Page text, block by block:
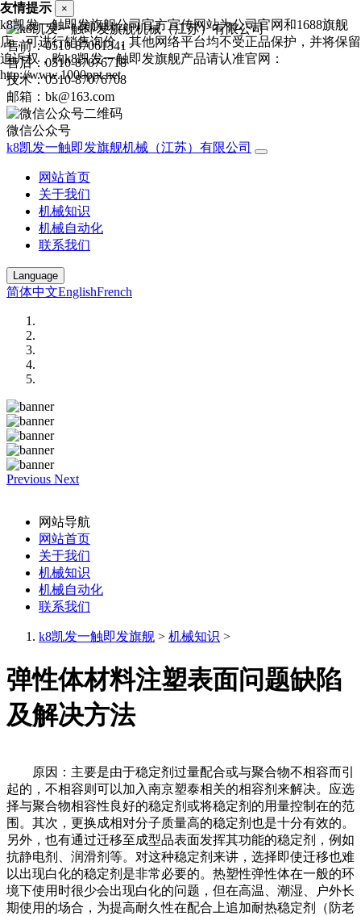
售前：0510-87061341
售后：0510-87076718
技术：0510-87076708
邮箱：bk@163.com
微信公众号
k8凯发一触即发旗舰机械（江苏）有限公司
网站首页
关于我们
机械知识
机械自动化
联系我们
Language
简体中文EnglishFrench
Previous Next
网站导航
网站首页
关于我们
机械知识
机械自动化
联系我们
k8凯发一触即发旗舰 > 机械知识 >
弹性体材料注塑表面问题缺陷
及解决方法
原因：主要是由于稳定剂过量配合或与聚合物不相容而引
起的，不相容则可以加入南京塑泰相关的相容剂来解决。应选
择与聚合物相容性良好的稳定剂或将稳定剂的用量控制在的范
围。其次，更换成相对分子质量高的稳定剂也是十分有效的。
另外，也有通过迁移至成型品表面发挥其功能的稳定剂，例如
抗静电剂、润滑剂等。对这种稳定剂来讲，选择即使迁移也难
以出现白化的稳定剂是非常必要的。热塑性弹性体在一般的环
境下使用时很少会出现白化的问题，但在高温、潮湿、户外长
期使用的场合，为提高耐久性在配合上追加耐热稳定剂（防老
友情提示 ×
k8凯发一触即发旗舰公司官方宣传网站为公司官网和1688旗舰
店，可进行销售询价，其他网络平台均不受正品保护，并将保留
追诉权，购k8凯发一触即发旗舰产品请认准官网：
http://www.1000ppt.net